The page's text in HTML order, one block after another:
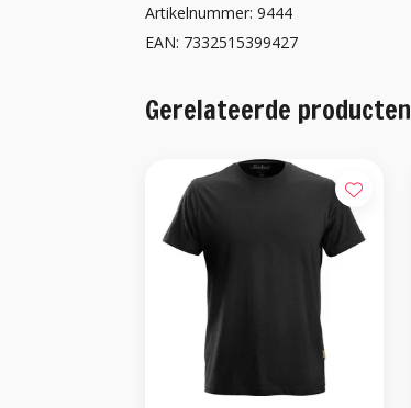
Artikelnummer: 9444
EAN: 7332515399427
Gerelateerde producten